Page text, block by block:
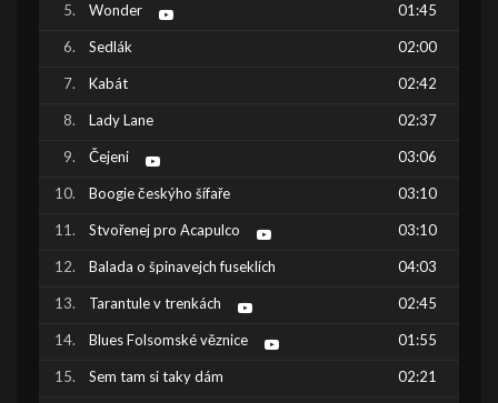
Wonder 01:45
Sedlák 02:00
Kabát 02:42
Lady Lane 02:37
Čejeni 03:06
Boogie českýho šífaře 03:10
Stvořenej pro Acapulco 03:10
Balada o špinavejch fuseklích 04:03
Tarantule v trenkách 02:45
Blues Folsomské věznice 01:55
Sem tam si taky dám 02:21